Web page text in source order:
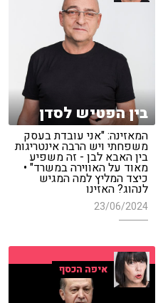
בין הפטיש לסדן
המאזינה: "אני עובדת בעסק
משפחתי ויש הרבה אינטריגות
בין האבא לבן - זה משפיע
מאוד על האווירה במשרד" •
כיצד המליץ למה המגיש
לנהוג? האזינו
23/06/2024
איפה הכסף